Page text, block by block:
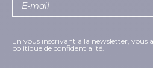
En vous inscrivant à la newsletter, vous
politique de confidentialité.